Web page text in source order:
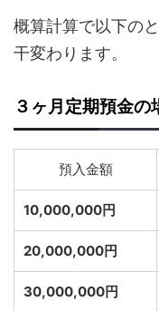
概算計算で以下の
干変わります。
３ヶ月定期預金の
預入金額
10,000,000円
20,000,000円
30,000,000円